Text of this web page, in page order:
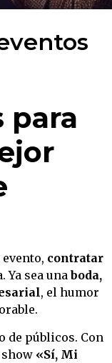
para
contratar
Ya sea unaboda,
, el humor
de públicos. Con
«Sí, Mi